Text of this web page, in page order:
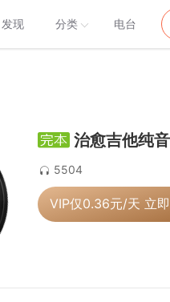
发现 分类 电台
治愈吉他纯
5504
VIP仅0.36元/天 立